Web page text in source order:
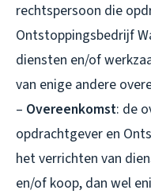
rechtspersoon die
Ontstoppingsbedrijf
diensten en/of
van enige andere
– Overeenkomst: de
opdrachtgever en
het verrichten van
en/of koop, dan wel